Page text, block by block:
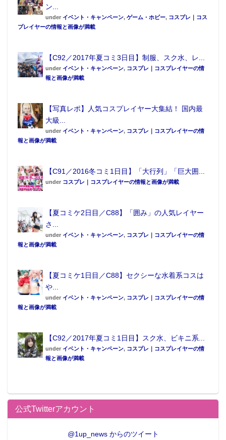
ン...
under イベント・キャンペーン, ゲーム・ホビー, コスプレ｜コス
プレイヤーの情報と画像が満載
【C92／2017年夏コミ3日目】制服、スク水、レ...
under イベント・キャンペーン, コスプレ｜コスプレイヤーの情
報と画像が満載
【写真レポ】人気コスプレイヤー大集結！ 国内最
大級...
under イベント・キャンペーン, コスプレ｜コスプレイヤーの情
報と画像が満載
【C91／2016冬コミ1日目】「大行列」「巨大囲...
under コスプレ｜コスプレイヤーの情報と画像が満載
【夏コミケ2日目／C88】「囲み」の人気レイヤー
さ...
under イベント・キャンペーン, コスプレ｜コスプレイヤーの情
報と画像が満載
【夏コミケ1日目／C88】セクシーな水着系コスは
や...
under イベント・キャンペーン, コスプレ｜コスプレイヤーの情
報と画像が満載
【C92／2017年夏コミ1日目】スク水、ビキニ系...
under イベント・キャンペーン, コスプレ｜コスプレイヤーの情
報と画像が満載
公式Twitterアカウント
@1up_news からのツイート